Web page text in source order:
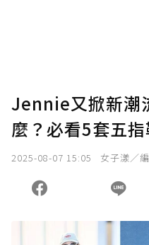
Jennie又掀新潮
麼？必看5套五
2025-08-07 15:05 女子漾／